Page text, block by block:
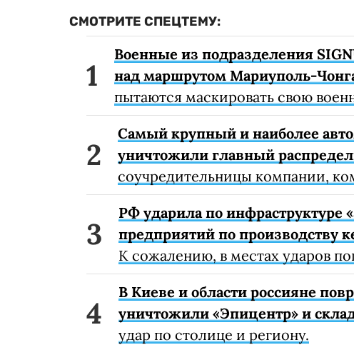
СМОТРИТЕ СПЕЦТЕМУ:
Военные из подразделения
над маршрутом Мариуполь-
пытаются маскировать свою
Самый крупный и наиболее
уничтожили главный
соучредительницы компании,
РФ ударила по
предприятий по производству
К сожалению, в местах ударов
В Киеве и области россияне
уничтожили «Эпицентр» и
удар по столице и региону.